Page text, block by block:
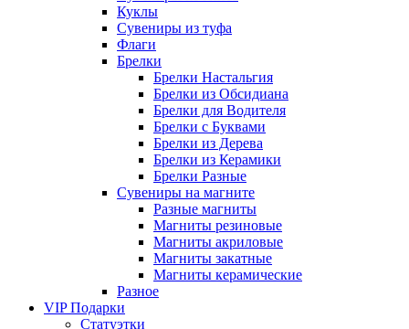
Куклы
Сувениры из туфа
Флаги
Брелки
Брелки Настальгия
Брелки из Обсидиана
Брелки для Водителя
Брелки с Буквами
Брелки из Дерева
Брелки из Керамики
Брелки Разные
Сувениры на магните
Разные магниты
Магниты резиновые
Магниты акриловые
Магниты закатные
Магниты керамические
Разное
VIP Подарки
Статуэтки